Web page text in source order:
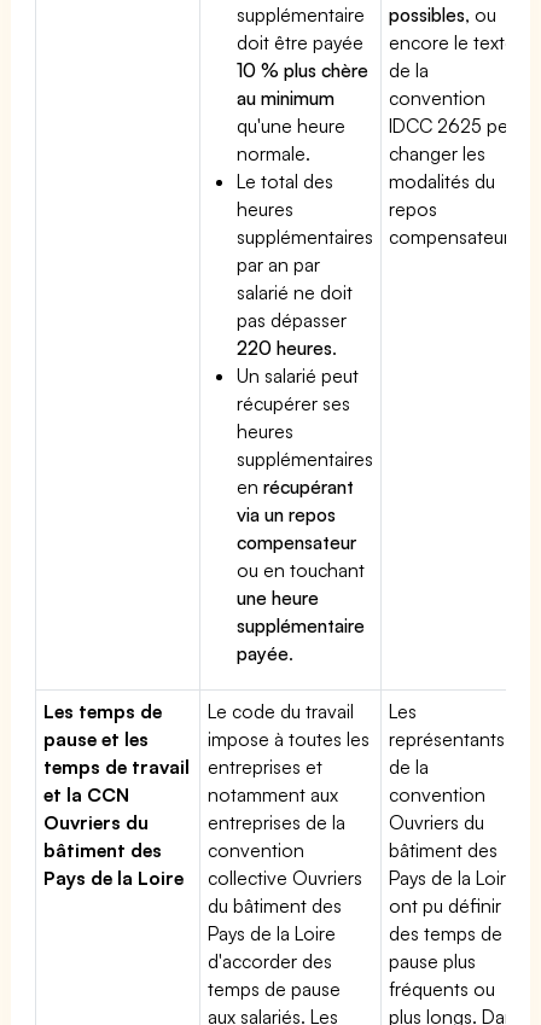
supplémentaire
doit être payée
10 % plus chère
au minimum
qu'une heure
normale.
Le total des
heures
supplémentaires
par an par
salarié ne doit
pas dépasser
220 heures.
Un salarié peut
récupérer ses
heures
supplémentaires
enrécupérant
via un repos
compensateur
ou en touchant
une heure
supplémentaire
payée.
possibles, ou
encore le texte
de la
convention
IDCC 2625 peut
changer les
modalités du
repos
compensateur.
Les temps de
pause et les
temps de travail
et la CCN
Ouvriers du
bâtiment des
Pays de la Loire
Le code du travail
impose à toutes les
entreprises et
notamment aux
entreprises de la
convention
collective Ouvriers
du bâtiment des
Pays de la Loire
d'accorder des
temps de pause
aux salariés. Les
Les
représentants
de la
convention
Ouvriers du
bâtiment des
Pays de la Loire
ont pu définir
des temps de
pause plus
fréquents ou
plus longs. Dans